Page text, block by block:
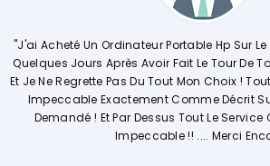
Un Ordinateur Portable Hp Sur Le Site
Jours Après Avoir Fait Le Tour De Tous
Ne Regrette Pas Du Tout Mon Choix ! Tout
Exactement Comme Décrit Sur Le
! Et Par Dessus Tout Le Service Client
Impeccable !! .... Merci Encore."